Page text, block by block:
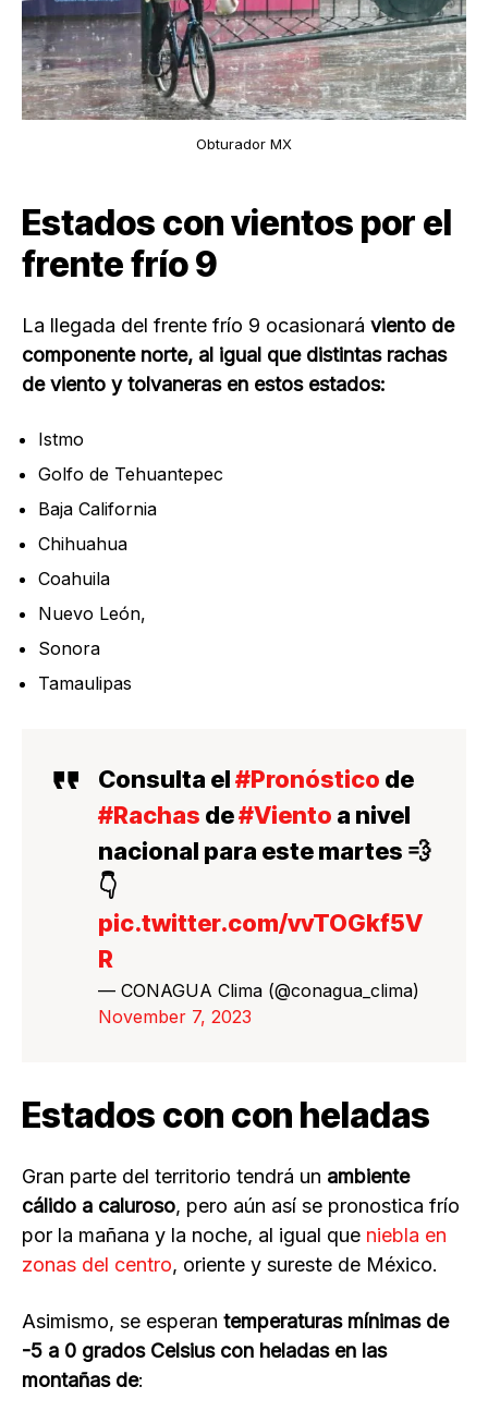
Obturador MX
Estados con vientos por el
frente frío 9
La llegada del frente frío 9 ocasionará viento de
componente norte, al igual que distintas rachas
de viento y tolvaneras en estos estados:
Istmo
Golfo de Tehuantepec
Baja California
Chihuahua
Coahuila
Nuevo León,
Sonora
Tamaulipas
Consulta el#Pronóstico de
#Rachas de#Viento a nivel
nacional para este martes 💨
👇
pic.twitter.com/vvTOGkf5V
R
— CONAGUA Clima (@conagua_clima)
November 7, 2023
Estados con con heladas
Gran parte del territorio tendrá un ambiente
cálido a caluroso, pero aún así se pronostica frío
por la mañana y la noche, al igual que niebla en
zonas del centro, oriente y sureste de México.
Asimismo, se esperan temperaturas mínimas de
-5 a 0 grados Celsius con heladas en las
montañas de: